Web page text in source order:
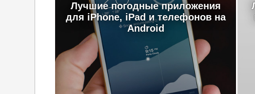
Лучшие погодные приложения
для iPhone, iPad и телефонов на
Android